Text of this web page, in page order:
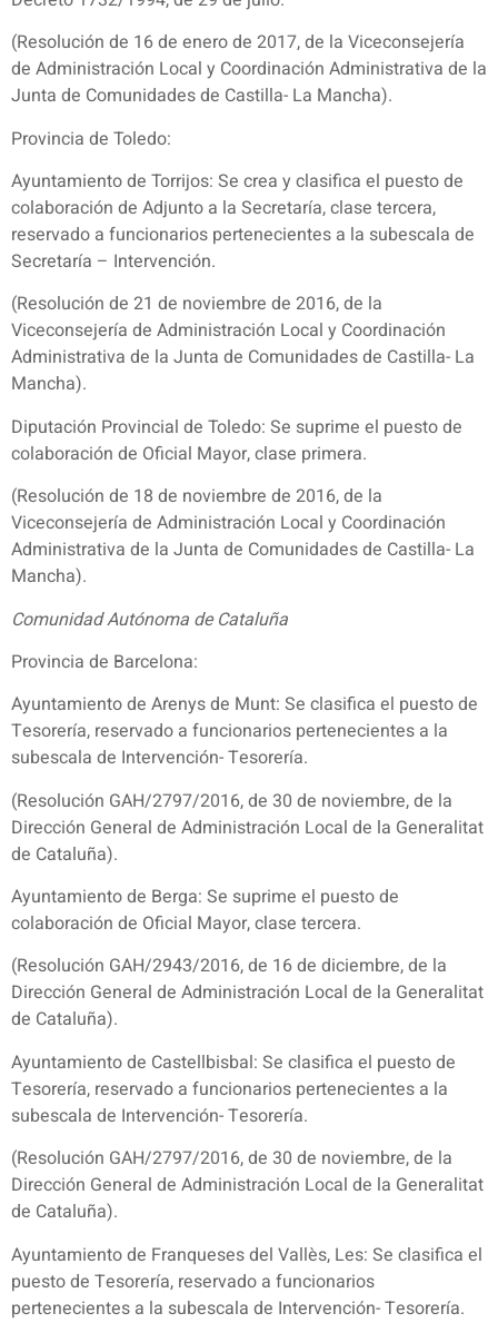
(Resolución de 16 de enero de 2017, de la Viceconsejería
de Administración Local y Coordinación Administrativa de la
Junta de Comunidades de Castilla- La Mancha).
Provincia de Toledo:
Ayuntamiento de Torrijos: Se crea y clasifica el puesto de
colaboración de Adjunto a la Secretaría, clase tercera,
reservado a funcionarios pertenecientes a la subescala de
Secretaría – Intervención.
(Resolución de 21 de noviembre de 2016, de la
Viceconsejería de Administración Local y Coordinación
Administrativa de la Junta de Comunidades de Castilla- La
Mancha).
Diputación Provincial de Toledo: Se suprime el puesto de
colaboración de Oficial Mayor, clase primera.
(Resolución de 18 de noviembre de 2016, de la
Viceconsejería de Administración Local y Coordinación
Administrativa de la Junta de Comunidades de Castilla- La
Mancha).
Comunidad Autónoma de Cataluña
Provincia de Barcelona:
Ayuntamiento de Arenys de Munt: Se clasifica el puesto de
Tesorería, reservado a funcionarios pertenecientes a la
subescala de Intervención- Tesorería.
(Resolución GAH/2797/2016, de 30 de noviembre, de la
Dirección General de Administración Local de la Generalitat
de Cataluña).
Ayuntamiento de Berga: Se suprime el puesto de
colaboración de Oficial Mayor, clase tercera.
(Resolución GAH/2943/2016, de 16 de diciembre, de la
Dirección General de Administración Local de la Generalitat
de Cataluña).
Ayuntamiento de Castellbisbal: Se clasifica el puesto de
Tesorería, reservado a funcionarios pertenecientes a la
subescala de Intervención- Tesorería.
(Resolución GAH/2797/2016, de 30 de noviembre, de la
Dirección General de Administración Local de la Generalitat
de Cataluña).
Ayuntamiento de Franqueses del Vallès, Les: Se clasifica el
puesto de Tesorería, reservado a funcionarios
pertenecientes a la subescala de Intervención- Tesorería.